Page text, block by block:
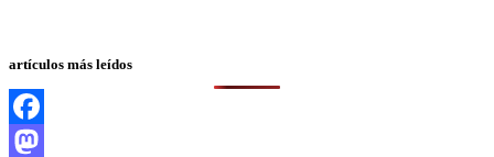
artículos más leídos
Facebook